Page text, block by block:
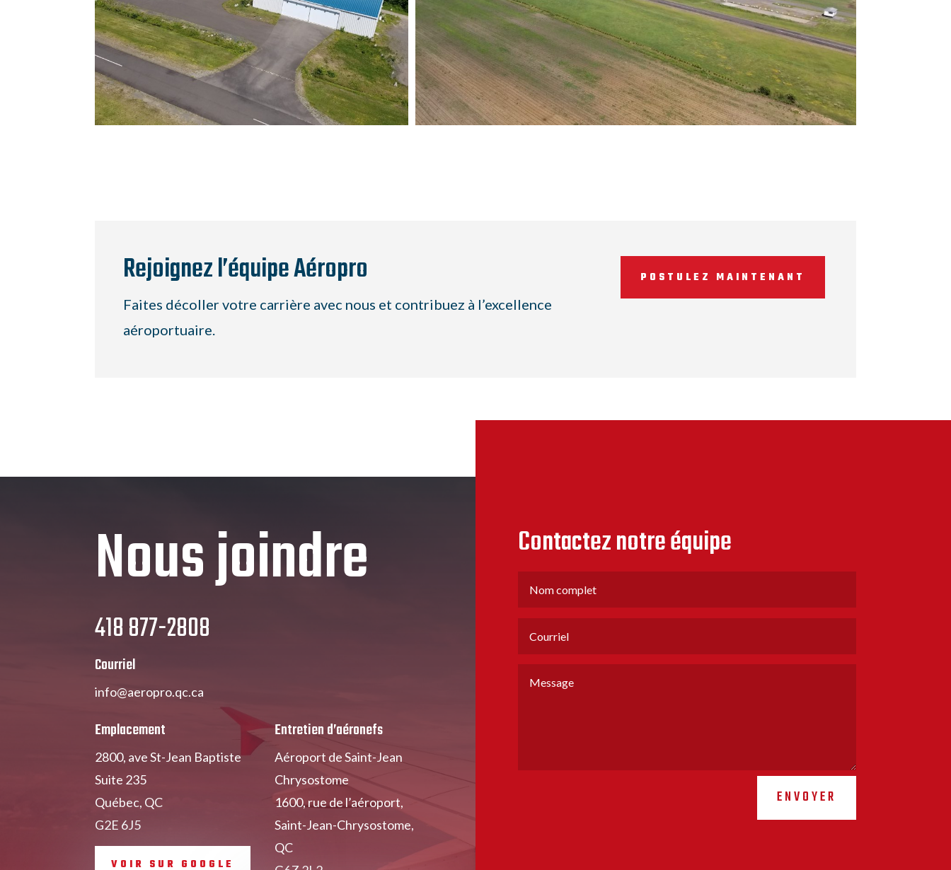
Rejoignez l’équipe Aéropro
Faites décoller votre carrière avec nous et contribuez à l’excellence
aéroportuaire.
POSTULEZ MAINTENANT
Nous joindre
418 877-2808
Courriel
info@aeropro.qc.ca
Emplacement
2800, ave St-Jean Baptiste
Suite 235
Québec, QC
G2E 6J5
VOIR SUR GOOGLE
Entretien d’aéronefs
Aéroport de Saint-Jean
Chrysostome
1600, rue de l’aéroport,
Saint-Jean-Chrysostome,
QC
Contactez notre équipe
ENVOYER